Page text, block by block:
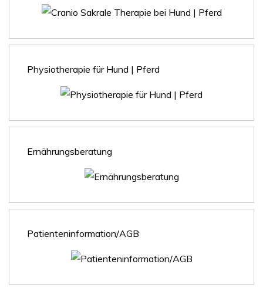
Physiotherapie für Hund | Pferd
Ernährungsberatung
Patienteninformation/AGB